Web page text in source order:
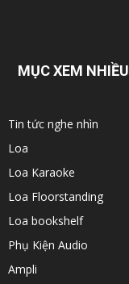
MỤC XEM NHIỀU
Tin tức nghe nhìn
Loa
Loa Karaoke
Loa Floorstanding
Loa bookshelf
Phụ Kiện Audio
Ampli